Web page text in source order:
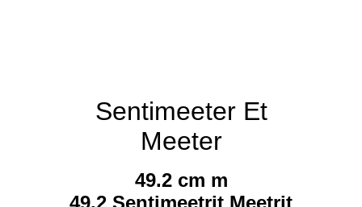
Sentimeeter Et
Meeter
49.2 cm m
49.2 Sentimeetrit Meetrit